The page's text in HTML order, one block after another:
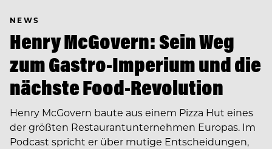
NEWS
Henry McGovern: Sein Weg
zum Gastro-Imperium und die
nächste Food-Revolution
Henry McGovern baute aus einem Pizza Hut eines
der größten Restaurantunternehmen Europas. Im
Podcast spricht er über mutige Entscheidungen,